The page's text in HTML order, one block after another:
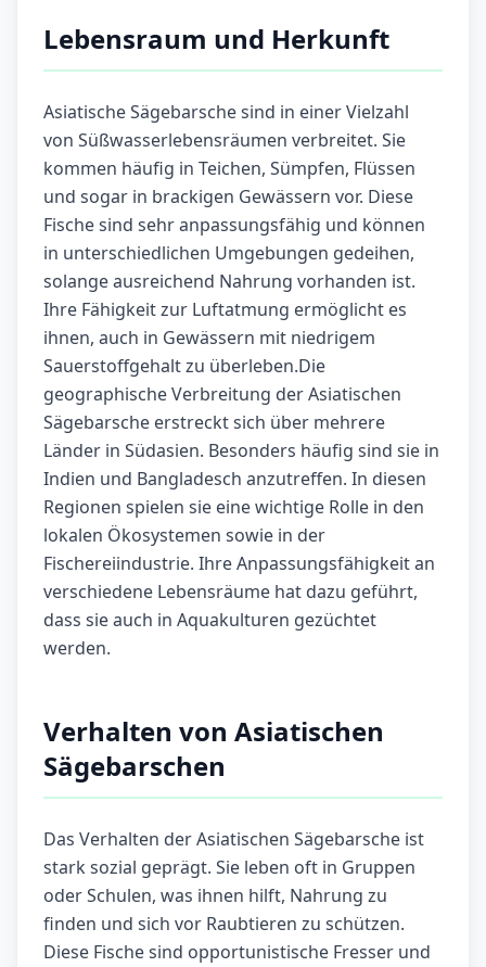
Lebensraum und Herkunft
Asiatische Sägebarsche sind in einer Vielzahl
von Süßwasserlebensräumen verbreitet. Sie
kommen häufig in Teichen, Sümpfen, Flüssen
und sogar in brackigen Gewässern vor. Diese
Fische sind sehr anpassungsfähig und können
in unterschiedlichen Umgebungen gedeihen,
solange ausreichend Nahrung vorhanden ist.
Ihre Fähigkeit zur Luftatmung ermöglicht es
ihnen, auch in Gewässern mit niedrigem
Sauerstoffgehalt zu überleben.Die
geographische Verbreitung der Asiatischen
Sägebarsche erstreckt sich über mehrere
Länder in Südasien. Besonders häufig sind sie in
Indien und Bangladesch anzutreffen. In diesen
Regionen spielen sie eine wichtige Rolle in den
lokalen Ökosystemen sowie in der
Fischereiindustrie. Ihre Anpassungsfähigkeit an
verschiedene Lebensräume hat dazu geführt,
dass sie auch in Aquakulturen gezüchtet
werden.
Verhalten von Asiatischen
Sägebarschen
Das Verhalten der Asiatischen Sägebarsche ist
stark sozial geprägt. Sie leben oft in Gruppen
oder Schulen, was ihnen hilft, Nahrung zu
finden und sich vor Raubtieren zu schützen.
Diese Fische sind opportunistische Fresser und